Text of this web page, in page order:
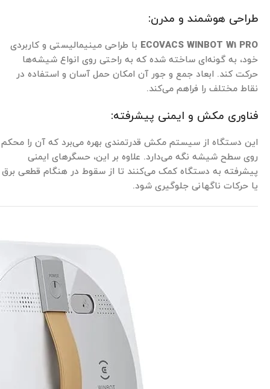
طراحی هوشمند و مدرن:
ECOVACS WINBOT W1 PRO با طراحی مینیمالیستی و کاربردی
خود، به گونه‌ای ساخته شده که به راحتی روی انواع شیشه‌ها
حرکت کند. ابعاد جمع و جور آن امکان حمل آسان و استفاده در
نقاط مختلف را فراهم می‌کند.
فناوری مکش و ایمنی پیشرفته:
این دستگاه از سیستم مکش قدرتمندی بهره می‌برد که آن را محکم
روی سطح شیشه نگه می‌دارد. علاوه بر این، حسگرهای ایمنی
پیشرفته به دستگاه کمک می‌کنند تا از سقوط در هنگام قطعی برق
یا حرکات ناگهانی جلوگیری شود.